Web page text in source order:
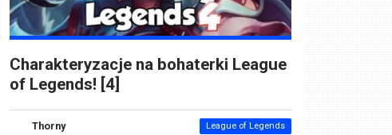
Charakteryzacje na bohaterki League
of Legends! [4]
Thorny League of Legends